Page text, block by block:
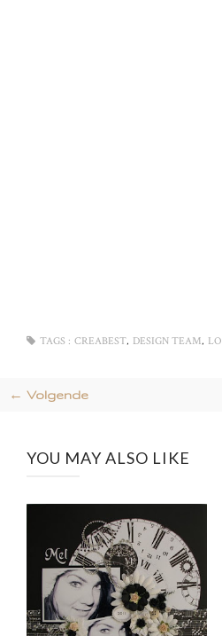
TAGS : CREABEST, DESIGN TEAM, LO
← Volgende
YOU MAY ALSO LIKE